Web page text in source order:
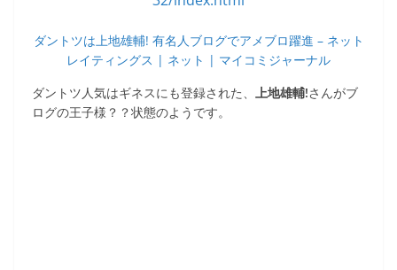
ダントツは上地雄輔! 有名人ブログでアメブロ躍進 – ネット
レイティングス | ネット | マイコミジャーナル
ダントツ人気はギネスにも登録された、
上地雄輔!さんがブ
ログの王子様？？状態のようです。